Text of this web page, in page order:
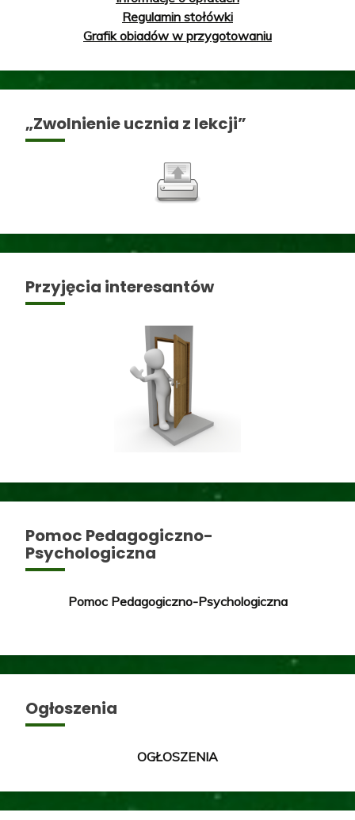
Regulamin stołówki
Grafik obiadów w przygotowaniu
„Zwolnienie ucznia z lekcji”
Przyjęcia interesantów
Pomoc Pedagogiczno-
Psychologiczna
Pomoc Pedagogiczno-Psychologiczna
Ogłoszenia
OGŁOSZENIA